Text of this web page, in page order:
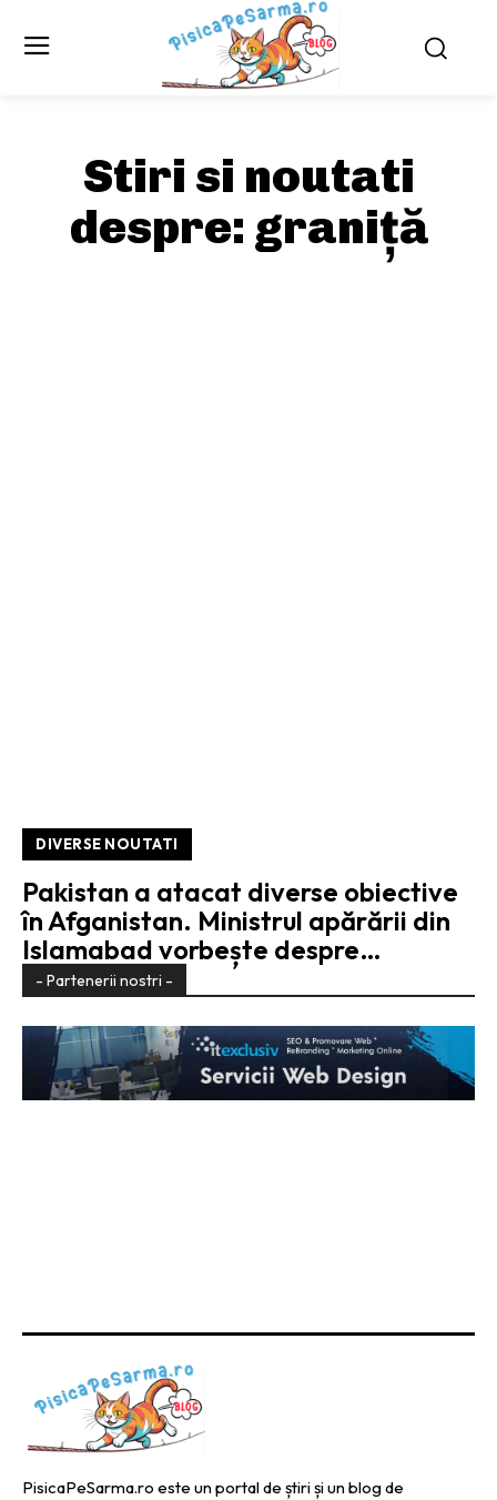
Stiri si noutati
despre: graniță
DIVERSE NOUTATI
Pakistan a atacat diverse obiective
în Afganistan. Ministrul apărării din
Islamabad vorbește despre…
- Partenerii nostri -
PisicaPeSarma.ro este un portal de știri și un blog de